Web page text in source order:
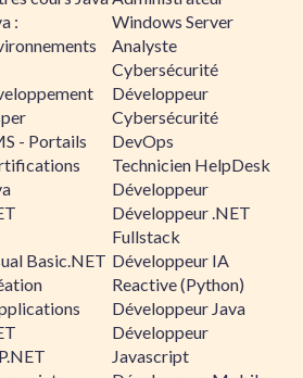
:
- Portails
Basic.NET
Windows Server
Analyste
Cybersécurité
Développeur
Cybersécurité
DevOps
Technicien HelpDesk
Développeur
Développeur .NET
Fullstack
Développeur IA
Reactive (Python)
Développeur Java
Développeur
Javascript